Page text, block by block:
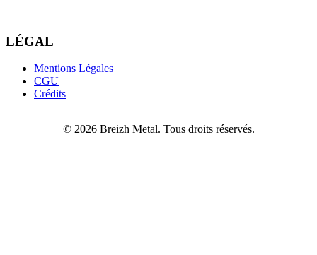
LÉGAL
Mentions Légales
CGU
Crédits
© 2026 Breizh Metal. Tous droits réservés.